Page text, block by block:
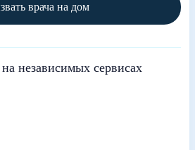
врача на дом
независимых сервисах